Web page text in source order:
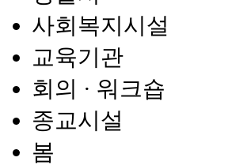
사회복지시설
교육기관
회의 · 워크숍
종교시설
봄